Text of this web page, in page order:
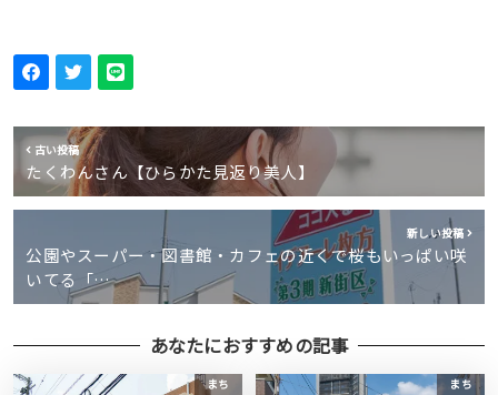
古い投稿
たくわんさん【ひらかた見返り美人】
新しい投稿
公園やスーパー・図書館・カフェの近くで桜もいっぱい咲
いてる「…
あなたにおすすめの記事
まち まち